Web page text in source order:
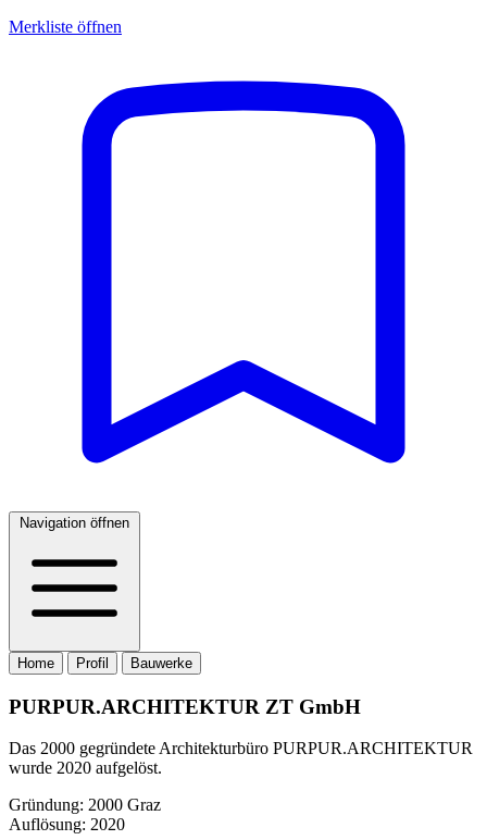
Merkliste öffnen
Navigation öffnen
Home Profil Bauwerke
PURPUR.ARCHITEKTUR ZT GmbH
Das 2000 gegründete Architekturbüro PURPUR.ARCHITEKTUR
wurde 2020 aufgelöst.
Gründung: 2000 Graz
Auflösung: 2020